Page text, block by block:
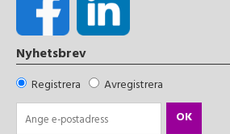
Nyhetsbrev
Registrera
Avregistrera
OK